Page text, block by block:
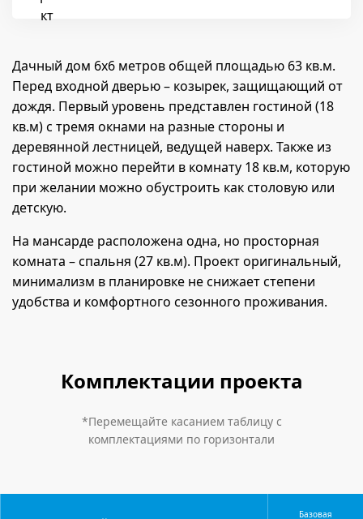
Дачный дом 6х6 метров общей площадью 63 кв.м.
Перед входной дверью – козырек, защищающий от
дождя. Первый уровень представлен гостиной (18
кв.м) с тремя окнами на разные стороны и
деревянной лестницей, ведущей наверх. Также из
гостиной можно перейти в комнату 18 кв.м, которую
при желании можно обустроить как столовую или
детскую.
На мансарде расположена одна, но просторная
комната – спальня (27 кв.м). Проект оригинальный,
минимализм в планировке не снижает степени
удобства и комфортного сезонного проживания.
Комплектации проекта
*Перемещайте касанием таблицу с
комплектациями по горизонтали
Базовая